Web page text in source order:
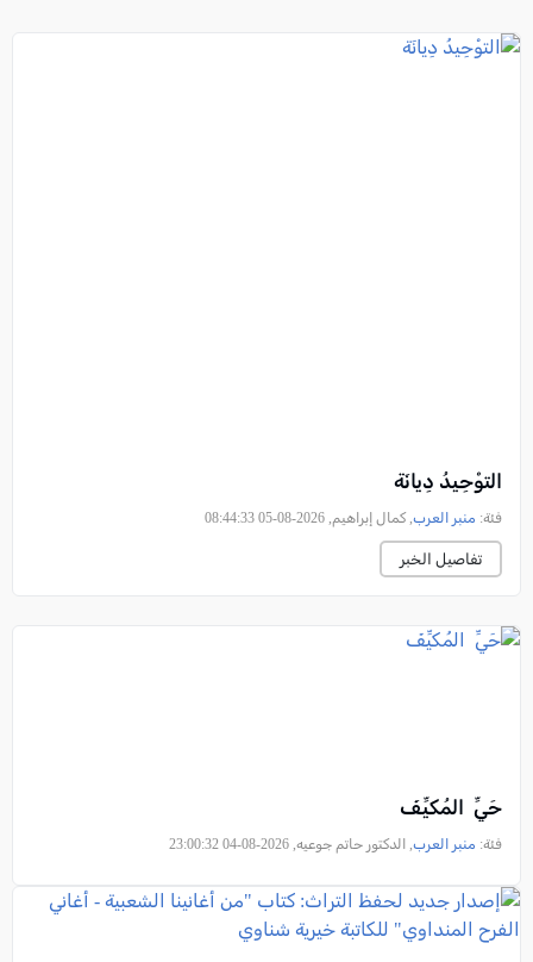
التوْحِيدُ دِيانَة
فئة: منبر العرب, كمال إبراهيم, 2026-08-05 08:44:33
تفاصيل الخبر
حَيِّ المُكيِّفَ
فئة: منبر العرب, الدكتور حاتم جوعيه, 2026-08-04 23:00:32